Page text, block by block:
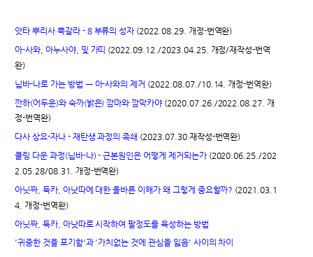
앗타 뿌리사 뿍갈라 - 8 부류의 성자 (2022.08.29. 개정-번역완)
아-사와, 아누사야, 및 가띠 (2022.09.12./2023.04.25. 개정/재작성-번역
완)
닙바-나로 가는 방법 ㅡ 아-사와의 제거 (2022.08.07./10.14. 개정-번역완)
깐하(어두운)와 숙까(밝은) 깜마와 깜막카야 (2020.07.26./2022.08.27. 개
정-번역완)
다사 상요-자나 - 재탄생 과정의 족쇄 (2023.07.30 재작성-번역완)
쿨링 다운 과정(닙바-나) - 근본원인은 어떻게 제거되는가 (2020.06.25./202
2.05.28/08.31. 개정-번역완)
아닛짜, 둑카, 아낫따에 대한 올바른 이해가 왜 그렇게 중요할까? (2021.03.1
4. 개정-번역완)
아닛짜, 둑카, 아낫따로 시작하여 팔정도를 육성하는 방법
'귀중한 것을 포기함'과 '가치없는 것에 관심을 잃음' 사이의 차이